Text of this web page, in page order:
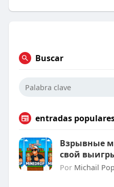
Buscar
entradas
Взрывные
свой
Por Michail